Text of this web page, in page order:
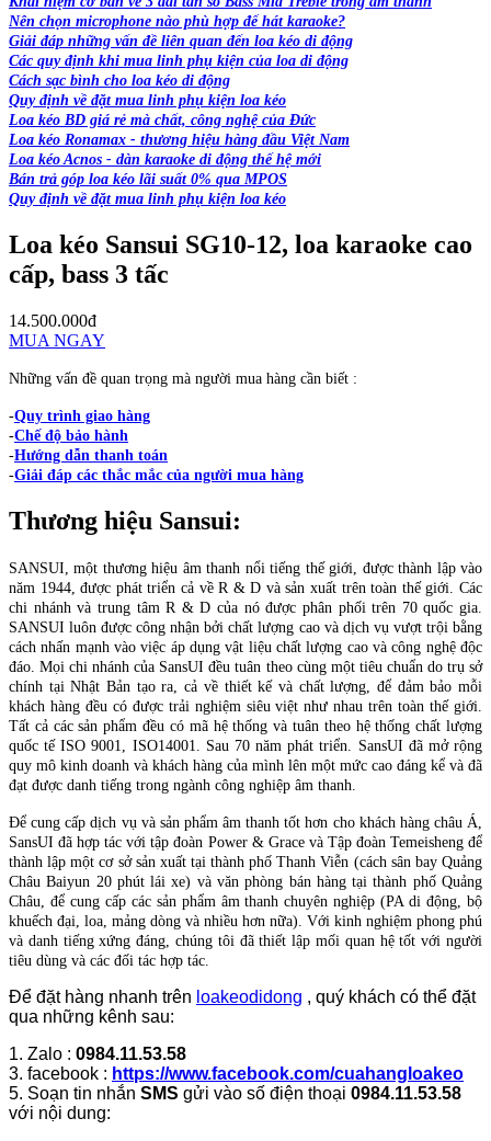
Nên chọn microphone nào phù hợp để hát karaoke?
Giải đáp những vấn đề liên quan đến loa kéo di động
Các quy định khi mua linh phụ kiện của loa di động
Cách sạc bình cho loa kéo di động
Quy định về đặt mua linh phụ kiện loa kéo
Loa kéo BD giá rẻ mà chất, công nghệ của Đức
Loa kéo Ronamax - thương hiệu hàng đầu Việt Nam
Loa kéo Acnos - dàn karaoke di động thế hệ mới
Bán trả góp loa kéo lãi suất 0% qua MPOS
Quy định về đặt mua linh phụ kiện loa kéo
Loa kéo Sansui SG10-12, loa karaoke cao
cấp, bass 3 tấc
14.500.000đ
MUA NGAY
Những vấn đề quan trọng mà người mua hàng cần biết :
-Quy trình giao hàng
-Chế độ bảo hành
-Hướng dẫn thanh toán
-Giải đáp các thắc mắc của người mua hàng
Thương hiệu Sansui:
SANSUI, một thương hiệu âm thanh nổi tiếng thế giới, được thành lập vào
năm 1944, được phát triển cả về R & D và sản xuất trên toàn thế giới. Các
chi nhánh và trung tâm R & D của nó được phân phối trên 70 quốc gia.
SANSUI luôn được công nhận bởi chất lượng cao và dịch vụ vượt trội bằng
cách nhấn mạnh vào việc áp dụng vật liệu chất lượng cao và công nghệ độc
đáo. Mọi chi nhánh của SansUI đều tuân theo cùng một tiêu chuẩn do trụ sở
chính tại Nhật Bản tạo ra, cả về thiết kế và chất lượng, để đảm bảo mỗi
khách hàng đều có được trải nghiệm siêu việt như nhau trên toàn thế giới.
Tất cả các sản phẩm đều có mã hệ thống và tuân theo hệ thống chất lượng
quốc tế ISO 9001, ISO14001. Sau 70 năm phát triển. SansUI đã mở rộng
quy mô kinh doanh và khách hàng của mình lên một mức cao đáng kể và đã
đạt được danh tiếng trong ngành công nghiệp âm thanh.
Để cung cấp dịch vụ và sản phẩm âm thanh tốt hơn cho khách hàng châu Á,
SansUI đã hợp tác với tập đoàn Power & Grace và Tập đoàn Temeisheng để
thành lập một cơ sở sản xuất tại thành phố Thanh Viễn (cách sân bay Quảng
Châu Baiyun 20 phút lái xe) và văn phòng bán hàng tại thành phố Quảng
Châu, để cung cấp các sản phẩm âm thanh chuyên nghiệp (PA di động, bộ
khuếch đại, loa, mảng dòng và nhiều hơn nữa). Với kinh nghiệm phong phú
và danh tiếng xứng đáng, chúng tôi đã thiết lập mối quan hệ tốt với người
tiêu dùng và các đối tác hợp tác.
Để đặt hàng nhanh trên loakeodidong , quý khách có thể đặt
qua những kênh sau:
1. Zalo : 0984.11.53.58
3. facebook : https://www.facebook.com/cuahangloakeo
5. Soạn tin nhắn SMS gửi vào số điện thoại 0984.11.53.58
với nội dung: